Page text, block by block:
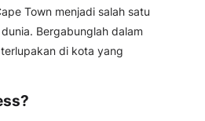
Town menjadi salah satu
Bergabunglah dalam
di kota yang